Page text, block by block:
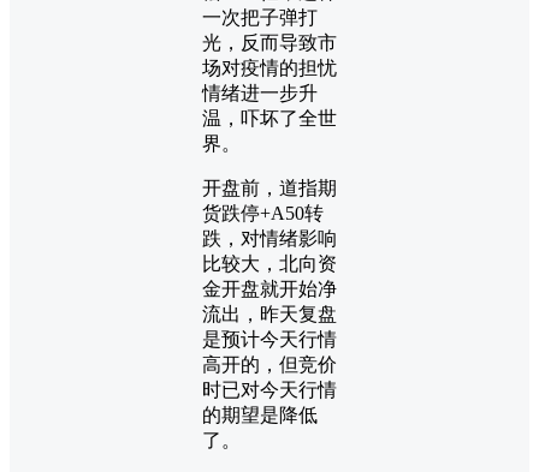
一次把子弹打
光，反而导致市
场对疫情的担忧
情绪进一步升
温，吓坏了全世
界。
开盘前，道指期
货跌停+A50转
跌，对情绪影响
比较大，北向资
金开盘就开始净
流出，昨天复盘
是预计今天行情
高开的，但竞价
时已对今天行情
的期望是降低
了。